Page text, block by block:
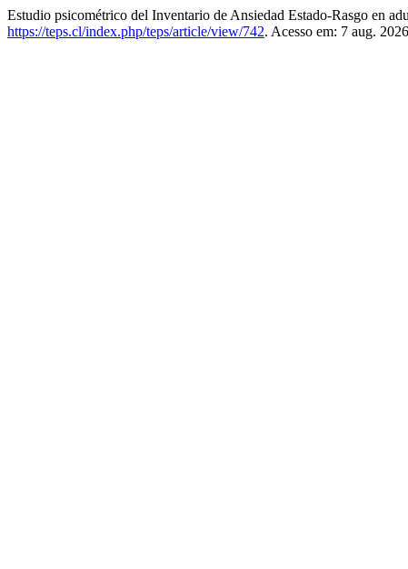
Estudio psicométrico del Inventario de Ansiedad Estado-Rasgo en
https://teps.cl/index.php/teps/article/view/742. Acesso em: 7 aug.